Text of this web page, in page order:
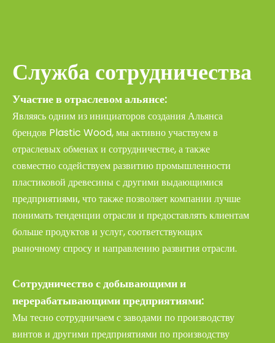
Служба сотрудничества
Участие в отраслевом альянсе:
Являясь одним из инициаторов создания Альянса
брендов Plastic Wood, мы активно участвуем в
отраслевых обменах и сотрудничестве, а также
совместно содействуем развитию промышленности
пластиковой древесины с другими выдающимися
предприятиями, что также позволяет компании лучше
понимать тенденции отрасли и предоставлять клиентам
больше продуктов и услуг, соответствующих
рыночному спросу и направлению развития отрасли.
Сотрудничество с добывающими и
перерабатывающими предприятиями:
Мы тесно сотрудничаем с заводами по производству
винтов и другими предприятиями по производству